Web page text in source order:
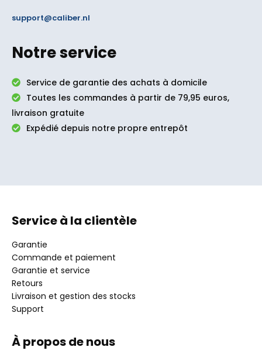
support@caliber.nl
Notre service
Service de garantie des achats à domicile
Toutes les commandes à partir de 79,95 euros,
livraison gratuite
Expédié depuis notre propre entrepôt
Service à la clientèle
Garantie
Commande et paiement
Garantie et service
Retours
Livraison et gestion des stocks
Support
À propos de nous